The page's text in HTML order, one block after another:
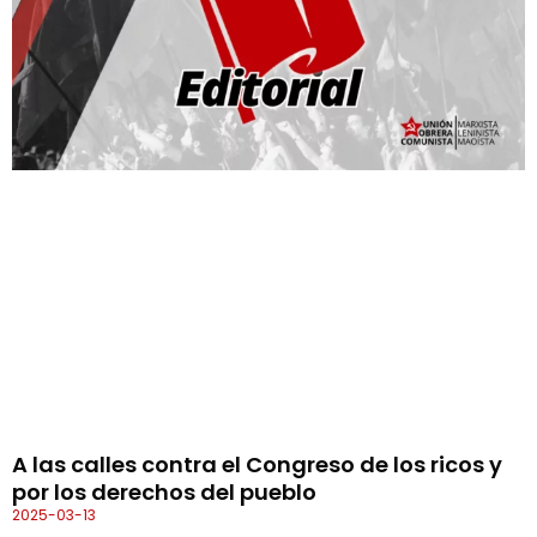
A las calles contra el Congreso de los ricos y
por los derechos del pueblo
2025-03-13